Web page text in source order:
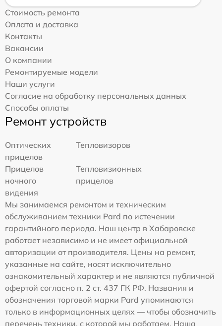
Стоимость ремонта
Оплата и доставка
Контакты
Вакансии
О компании
Ремонтируемые модели
Наши услуги
Согласие на обработку персональных данных
Способы оплаты
Ремонт устройств
Оптических
прицелов
Тепловизоров
Прицелов
ночного
видения
Тепловизионных
прицелов
Мы занимаемся ремонтом и техническим
обслуживанием техники Pard по истечении
гарантийного периода. Наш центр в Хабаровске
работает независимо и не имеет официальной
авторизации от производителя. Цены на ремонт,
указанные на сайте, носят исключительно
ознакомительный характер и не являются публичной
офертой согласно п. 2 ст. 437 ГК РФ. Названия и
обозначения торговой марки Pard упоминаются
только в информационных целях — чтобы обозначить
перечень техники, с которой мы работаем. Наша